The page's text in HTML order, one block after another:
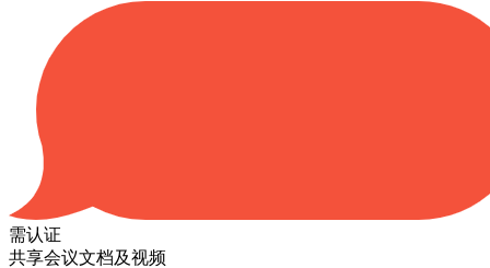
需认证
共享会议文档及视频